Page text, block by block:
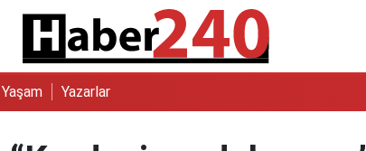
Yaşam Yazarlar